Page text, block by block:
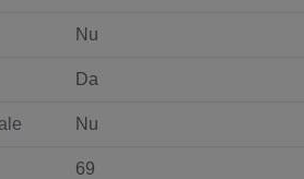
Nu
Da
Nu
69